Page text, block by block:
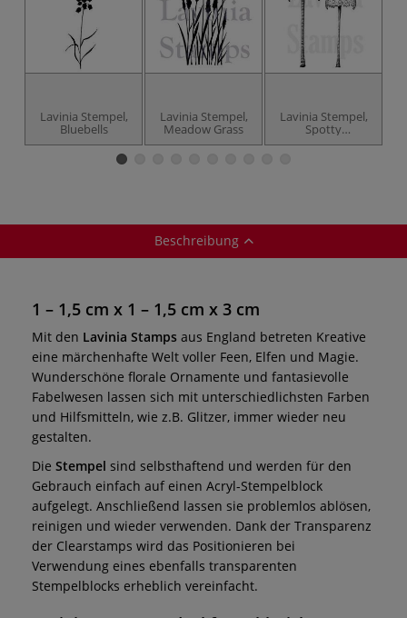
Lavinia Stempel,
Bluebells
Lavinia Stempel,
Meadow Grass
Lavinia Stempel,
Spotty
Toadstoole
Beschreibung
1 – 1,5 cm x 1 – 1,5 cm x 3 cm
Mit den Lavinia Stamps aus England betreten Kreative
eine märchenhafte Welt voller Feen, Elfen und Magie.
Wunderschöne florale Ornamente und fantasievolle
Fabelwesen lassen sich mit unterschiedlichsten Farben
und Hilfsmitteln, wie z.B. Glitzer, immer wieder neu
gestalten.
Die Stempel sind selbsthaftend und werden für den
Gebrauch einfach auf einen Acryl-Stempelblock
aufgelegt. Anschließend lassen sie problemlos ablösen,
reinigen und wieder verwenden. Dank der Transparenz
der Clearstamps wird das Positionieren bei
Verwendung eines ebenfalls transparenten
Stempelblocks erheblich vereinfacht.